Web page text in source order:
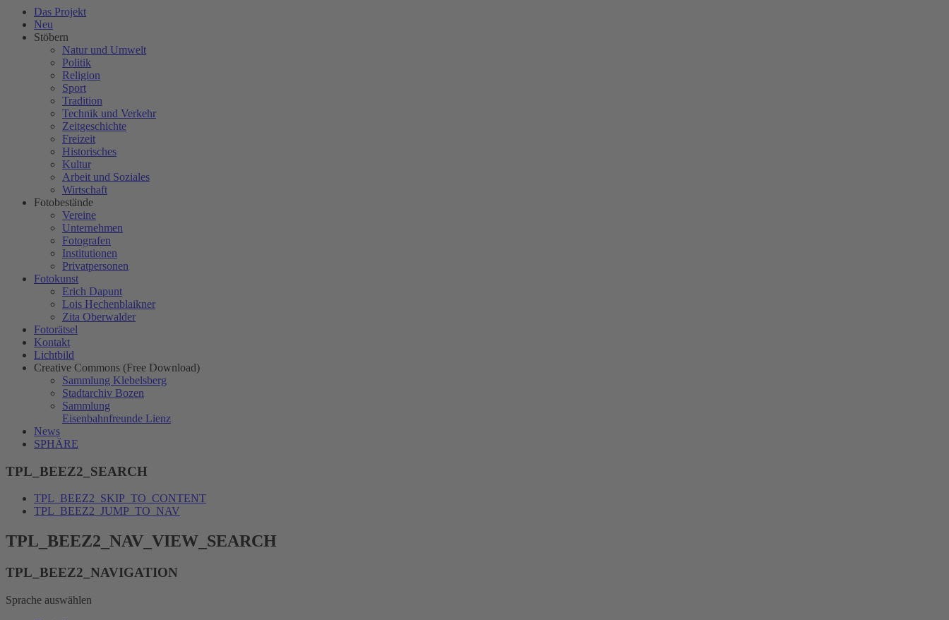
Das Projekt
Neu
Stöbern
Natur und Umwelt
Politik
Religion
Sport
Tradition
Technik und Verkehr
Zeitgeschichte
Freizeit
Historisches
Kultur
Arbeit und Soziales
Wirtschaft
Fotobestände
Vereine
Unternehmen
Fotografen
Institutionen
Privatpersonen
Fotokunst
Erich Dapunt
Lois Hechenblaikner
Zita Oberwalder
Fotorätsel
Kontakt
Lichtbild
Creative Commons (Free Download)
Sammlung Klebelsberg
Stadtarchiv Bozen
Sammlung
Eisenbahnfreunde Lienz
News
SPHÄRE
TPL_BEEZ2_SEARCH
TPL_BEEZ2_SKIP_TO_CONTENT
TPL_BEEZ2_JUMP_TO_NAV
TPL_BEEZ2_NAV_VIEW_SEARCH
TPL_BEEZ2_NAVIGATION
Sprache auswählen